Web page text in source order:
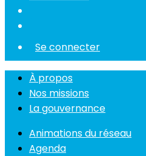
Se connecter
À propos
Nos missions
La gouvernance
Animations du réseau
Agenda